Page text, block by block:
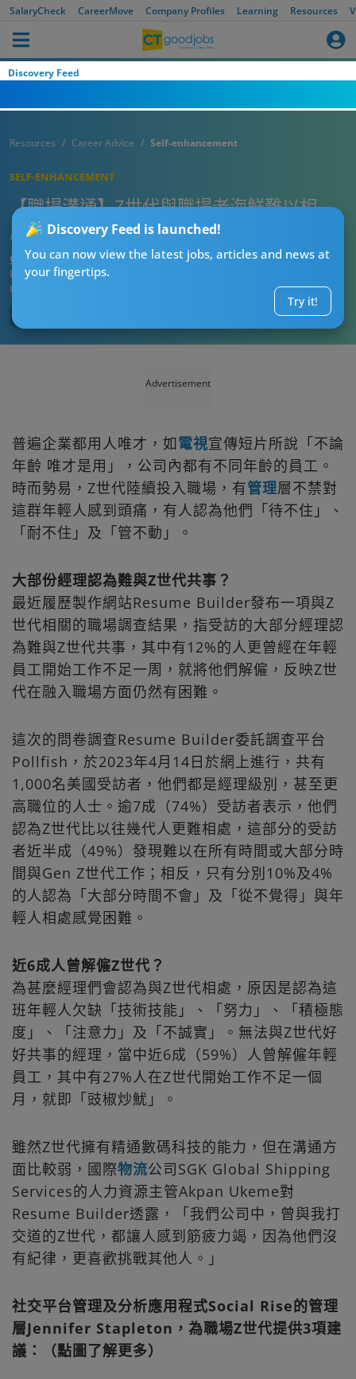
SalaryCheck CareerMove Company Profiles Learning Resources
Discovery Feed
Discovery Feed is launched!
You can now view the latest jobs, articles and news at
your fingertips.
Try it!
Resources Career Advice Self-enhancement
SELF-ENHANCEMENT
【職場溝通】Z世代與職場老海鮮難以相
處？逾1成上司於首周解僱年輕員工！
CTgoodjobs’ Editor
Published:2023-05-04
Updated:
Advertisement
普遍企業都用人唯才，如電視宣傳短片所說「不論
年齡 唯才是用」，公司內都有不同年齡的員工。
時而勢易，Z世代陸續投入職場，有管理層不禁對
這群年輕人感到頭痛，有人認為他們「待不住」、
「耐不住」及「管不動」。
大部份經理認為難與Z世代共事？
最近履歷製作網站Resume Builder發布一項與Z
世代相關的職場調查結果，指受訪的大部分經理認
為難與Z世代共事，其中有12%的人更曾經在年輕
員工開始工作不足一周，就將他們解僱，反映Z世
代在融入職場方面仍然有困難。
這次的問卷調查Resume Builder委託調查平台
Pollfish，於2023年4月14日於網上進行，共有
1,000名美國受訪者，他們都是經理級別，甚至更
高職位的人士。逾7成（74%）受訪者表示，他們
認為Z世代比以往幾代人更難相處，這部分的受訪
者近半成（49%）發現難以在所有時間或大部分時
間與Gen Z世代工作；相反，只有分別10%及4%
的人認為「大部分時間不會」及「從不覺得」與年
輕人相處感覺困難。
近6成人曾解僱Z世代？
為甚麼經理們會認為與Z世代相處，原因是認為這
班年輕人欠缺「技術技能」、「努力」、「積極態
度」、「注意力」及「不誠實」。無法與Z世代好
好共事的經理，當中近6成（59%）人曾解僱年輕
員工，其中有27%人在Z世代開始工作不足一個
月，就即「豉椒炒魷」。
雖然Z世代擁有精通數碼科技的能力，但在溝通方
面比較弱，國際物流公司SGK Global Shipping
Services的人力資源主管Akpan Ukeme對
Resume Builder透露，「我們公司中，曾與我打
交道的Z世代，都讓人感到筋疲力竭，因為他們沒
有紀律，更喜歡挑戰其他人。」
社交平台管理及分析應用程式Social Rise的管理
層Jennifer Stapleton，為職場Z世代提供3項建
議：（點圖了解更多）